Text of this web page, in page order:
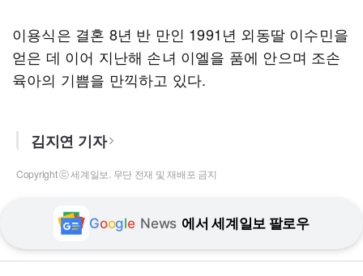
이용식은 결혼 8년 반 만인 1991년 외동딸 이수민을
얻은 데 이어 지난해 손녀 이엘을 품에 안으며 조손
육아의 기쁨을 만끽하고 있다.
김지연 기자
Copyright ⓒ 세계일보. 무단 전재 및 재배포 금지
Google News 에서 세계일보 팔로우